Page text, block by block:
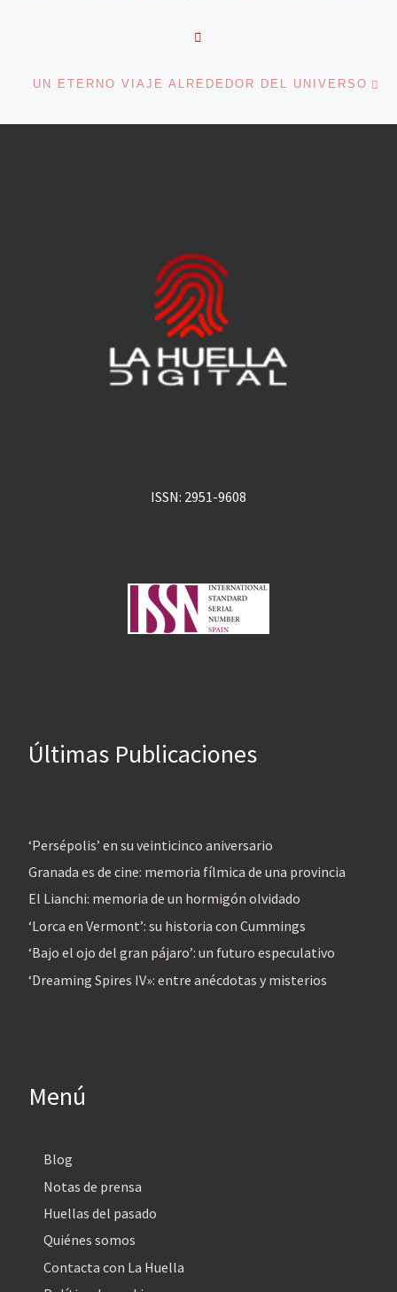
UN ETERNO VIAJE ALREDEDOR DEL UNIVERSO
ISSN: 2951-9608
Últimas Publicaciones
‘Persépolis’ en su veinticinco aniversario
Granada es de cine: memoria fílmica de una provincia
El Lianchi: memoria de un hormigón olvidado
‘Lorca en Vermont’: su historia con Cummings
‘Bajo el ojo del gran pájaro’: un futuro especulativo
‘Dreaming Spires IV»: entre anécdotas y misterios
Menú
Blog
Notas de prensa
Huellas del pasado
Quiénes somos
Contacta con La Huella